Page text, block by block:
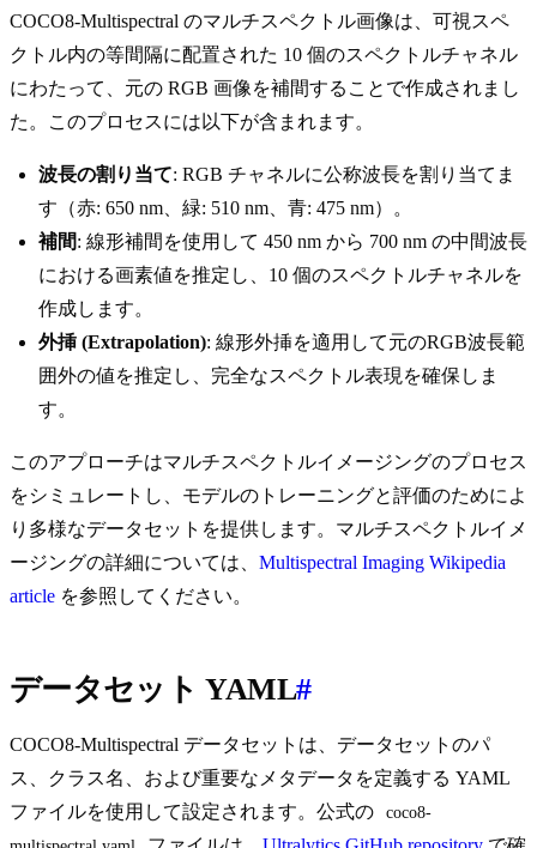
COCO8-Multispectral のマルチスペクトル画像は、可視スペ
クトル内の等間隔に配置された 10 個のスペクトルチャネル
にわたって、元の RGB 画像を補間することで作成されまし
た。このプロセスには以下が含まれます。
波長の割り当て: RGB チャネルに公称波長を割り当てま
す（赤: 650 nm、緑: 510 nm、青: 475 nm）。
補間: 線形補間を使用して 450 nm から 700 nm の中間波長
における画素値を推定し、10 個のスペクトルチャネルを
作成します。
外挿 (Extrapolation): 線形外挿を適用して元のRGB波長範
囲外の値を推定し、完全なスペクトル表現を確保しま
す。
このアプローチはマルチスペクトルイメージングのプロセス
をシミュレートし、モデルのトレーニングと評価のためによ
り多様なデータセットを提供します。マルチスペクトルイメ
ージングの詳細については、 Multispectral Imaging Wikipedia
article を参照してください。
データセット YAML#
COCO8-Multispectral データセットは、データセットのパ
ス、クラス名、および重要なメタデータを定義する YAML
ファイルを使用して設定されます。公式の
coco8-